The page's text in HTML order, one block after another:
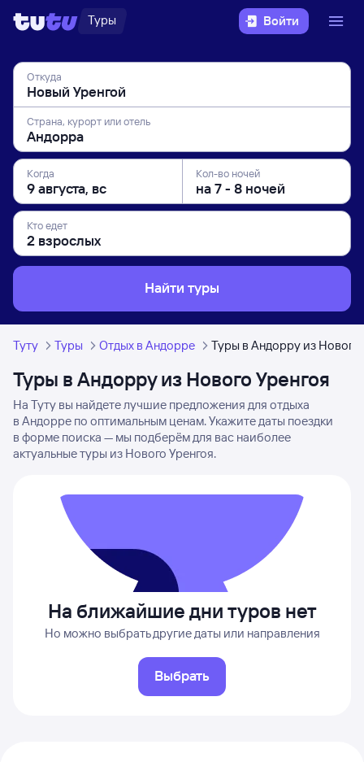
Туры Войти
Откуда
Страна, курорт или отель
Когда Кол-во ночей
Кто едет
Найти туры
Туту Туры Отдых в Андорре Туры в Андорру из Нового
Туры в Андорру из Нового Уренгоя
На Туту вы найдете лучшие предложения для отдыха
в Андорре по оптимальным ценам. Укажите даты поездки
в форме поиска — мы подберём для вас наиболее
актуальные туры из Нового Уренгоя.
На ближайшие дни туров нет
Но можно выбрать другие даты или направления
Выбрать